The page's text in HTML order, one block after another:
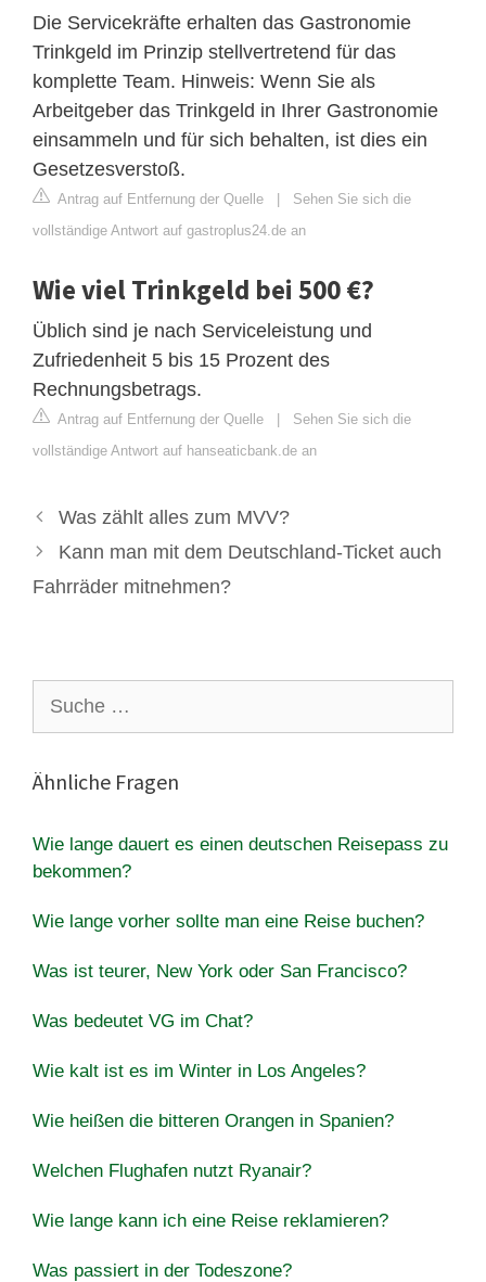
Die Servicekräfte erhalten das Gastronomie
Trinkgeld im Prinzip stellvertretend für das
komplette Team. Hinweis: Wenn Sie als
Arbeitgeber das Trinkgeld in Ihrer Gastronomie
einsammeln und für sich behalten, ist dies ein
Gesetzesverstoß.
Antrag auf Entfernung der Quelle | Sehen Sie sich die
vollständige Antwort auf gastroplus24.de an
Wie viel Trinkgeld bei 500 €?
Üblich sind je nach Serviceleistung und
Zufriedenheit 5 bis 15 Prozent des
Rechnungsbetrags.
Antrag auf Entfernung der Quelle | Sehen Sie sich die
vollständige Antwort auf hanseaticbank.de an
Was zählt alles zum MVV?
Kann man mit dem Deutschland-Ticket auch
Fahrräder mitnehmen?
nach:
Ähnliche Fragen
Wie lange dauert es einen deutschen Reisepass zu
bekommen?
Wie lange vorher sollte man eine Reise buchen?
Was ist teurer, New York oder San Francisco?
Was bedeutet VG im Chat?
Wie kalt ist es im Winter in Los Angeles?
Wie heißen die bitteren Orangen in Spanien?
Welchen Flughafen nutzt Ryanair?
Wie lange kann ich eine Reise reklamieren?
Was passiert in der Todeszone?